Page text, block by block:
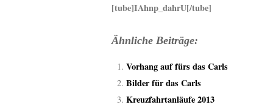
[tube]IAhnp_dahrU[/tube]
Ähnliche Beiträge:
Vorhang auf fürs das Carls
Bilder für das Carls
Kreuzfahrtanläufe 2013